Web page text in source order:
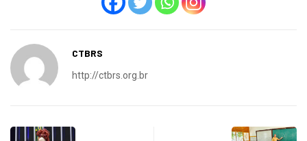
CTBRS
http://ctbrs.org.br